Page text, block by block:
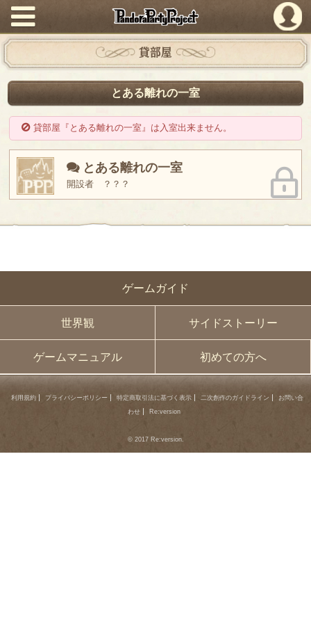
PandoraPartyProject
ゲームガイド
世界観 サイドストーリー
ゲームマニュアル 初めての方へ
貸部屋
とある離れの一室
貸部屋『とある離れの一室』は入室出来ません。
とある離れの一室
開設者 ？？？
利用規約 プライバシーポリシー 特定商取引法に基づく表示 二次創作のガイドライン
お問い合
わせ
Re:version
© 2017 Re:version.